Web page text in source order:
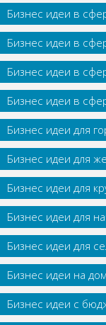
Бизнес идеи в
Бизнес идеи в
Бизнес идеи в
Бизнес идеи в
Бизнес идеи для
Бизнес идеи для
Бизнес идеи для
Бизнес идеи для
Бизнес идеи для
Бизнес идеи на
Бизнес идеи с